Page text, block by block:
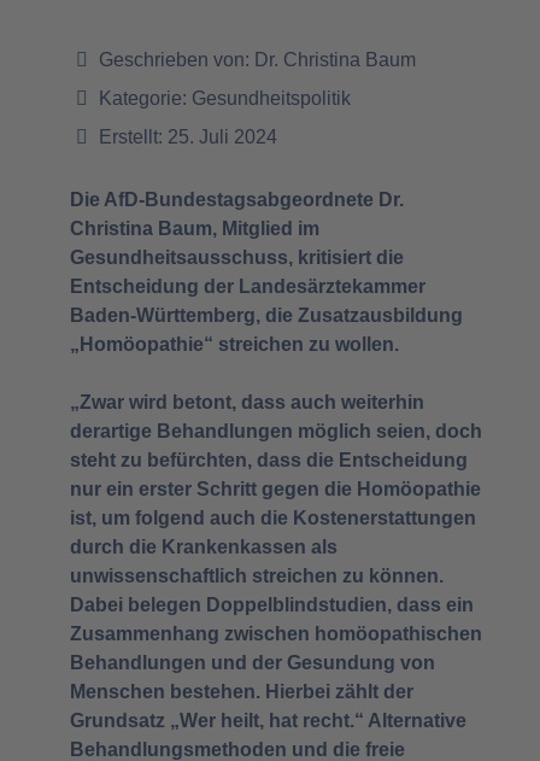
Geschrieben von: Dr. Christina Baum
Kategorie: Gesundheitspolitik
Erstellt: 25. Juli 2024
Die AfD-Bundestagsabgeordnete Dr.
Christina Baum, Mitglied im
Gesundheitsausschuss, kritisiert die
Entscheidung der Landesärztekammer
Baden-Württemberg, die Zusatzausbildung
„Homöopathie“ streichen zu wollen.
„Zwar wird betont, dass auch weiterhin
derartige Behandlungen möglich seien, doch
steht zu befürchten, dass die Entscheidung
nur ein erster Schritt gegen die Homöopathie
ist, um folgend auch die Kostenerstattungen
durch die Krankenkassen als
unwissenschaftlich streichen zu können.
Dabei belegen Doppelblindstudien, dass ein
Zusammenhang zwischen homöopathischen
Behandlungen und der Gesundung von
Menschen bestehen. Hierbei zählt der
Grundsatz „Wer heilt, hat recht.“ Alternative
Behandlungsmethoden und die freie